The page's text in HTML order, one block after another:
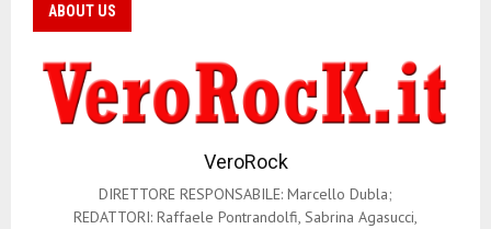
ABOUT US
VeroRock
DIRETTORE RESPONSABILE: Marcello Dubla;
REDATTORI: Raffaele Pontrandolfi, Sabrina Agasucci,